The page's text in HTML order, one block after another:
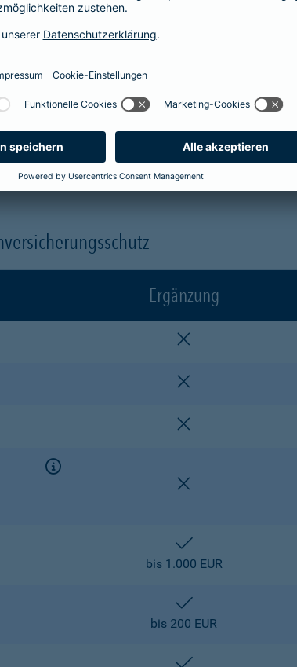
sicherst du dir zusätzlich folgende
Baustein)
eine Ärztin der Wahl ("Chefarztbehandlung")
Beihilfe
Ergänzung
enthalten
bis 1.000 EUR
enthalten
bis 200 EUR
enthalten